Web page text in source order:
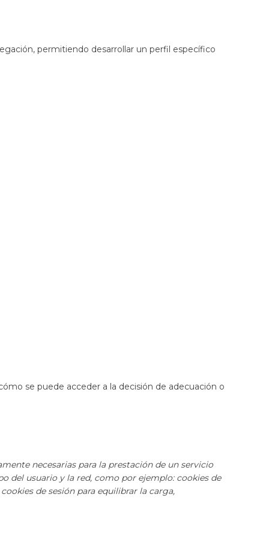
permitiendo desarrollar un perfil específico
se puede acceder a la decisión de adecuación o
necesarias para la prestación de un servicio
del usuario y la red, como por ejemplo: cookies de
de sesión para equilibrar la carga,